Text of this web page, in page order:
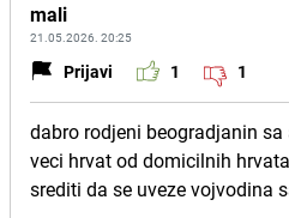
mali
21.05.2026. 20:25
Prijavi 1 1
dabro rodjeni beogradjanin
veci hrvat od domicilnih
srediti da se uveze vojvodina